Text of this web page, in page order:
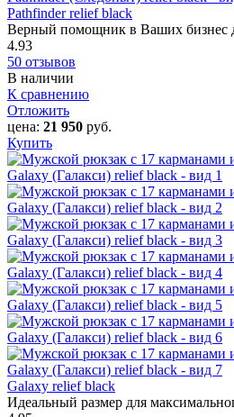
Pathfinder relief black
Верный помощник в Ваших бизнес
4.93
50 отзывов
В наличии
К сравнению
Отложить
цена: 21 950 руб.
Купить
Galaxy relief black
Идеальный размер для